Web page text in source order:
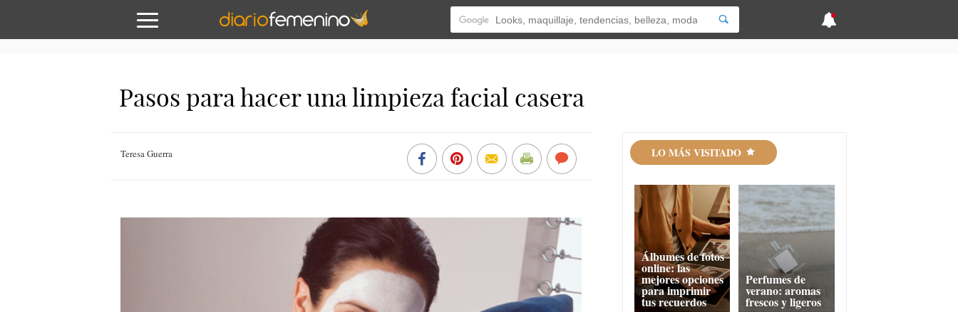
Pasos para hacer una limpieza facial casera
Teresa Guerra LO MÁS VISITADO
Álbumes de fotos
online: las
mejores opciones
para imprimir
tus recuerdos
Perfumes de
verano: aromas
frescos y ligeros